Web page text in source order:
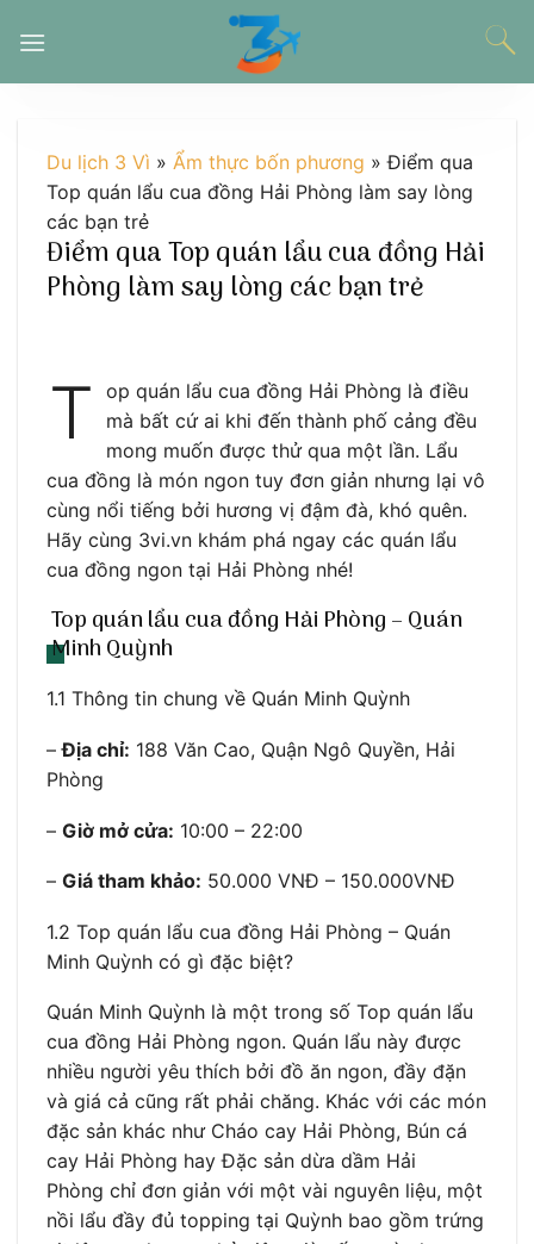
đến
Du lịch 3 Vì » Ẩm thực bốn phương »Điểm qua
Top quán lẩu cua đồng Hải Phòng làm say lòng
các bạn trẻ
Điểm qua Top quán lẩu cua đồng Hải
Phòng làm say lòng các bạn trẻ
T
op quán lẩu cua đồng Hải Phòng là điều
mà bất cứ ai khi đến thành phố cảng đều
mong muốn được thử qua một lần. Lẩu
cua đồng là món ngon tuy đơn giản nhưng lại vô
cùng nổi tiếng bởi hương vị đậm đà, khó quên.
Hãy cùng 3vi.vn khám phá ngay các quán lẩu
cua đồng ngon tại Hải Phòng nhé!
Top quán lẩu cua đồng Hải Phòng – Quán
Minh Quỳnh
1.1 Thông tin chung về Quán Minh Quỳnh
–Địa chỉ: 188 Văn Cao, Quận Ngô Quyền, Hải
Phòng
– Giờ mở cửa: 10:00 – 22:00
– Giá tham khảo: 50.000 VNĐ – 150.000VNĐ
1.2 Top quán lẩu cua đồng Hải Phòng – Quán
Minh Quỳnh có gì đặc biệt?
Quán Minh Quỳnh là một trong số Top quán lẩu
cua đồng Hải Phòng ngon. Quán lẩu này được
nhiều người yêu thích bởi đồ ăn ngon, đầy đặn
và giá cả cũng rất phải chăng. Khác với các món
đặc sản khác như Cháo cay Hải Phòng, Bún cá
cay Hải Phòng hay Đặc sản dừa dầm Hải
Phòng chỉ đơn giản với một vài nguyên liệu, một
nồi lẩu đầy đủ topping tại Quỳnh bao gồm trứng